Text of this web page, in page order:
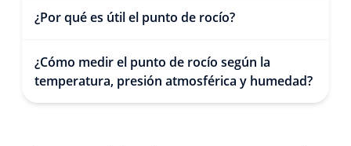
¿Por qué es útil el punto de rocío?
¿Cómo medir el punto de rocío según la
temperatura, presión atmosférica y humedad?